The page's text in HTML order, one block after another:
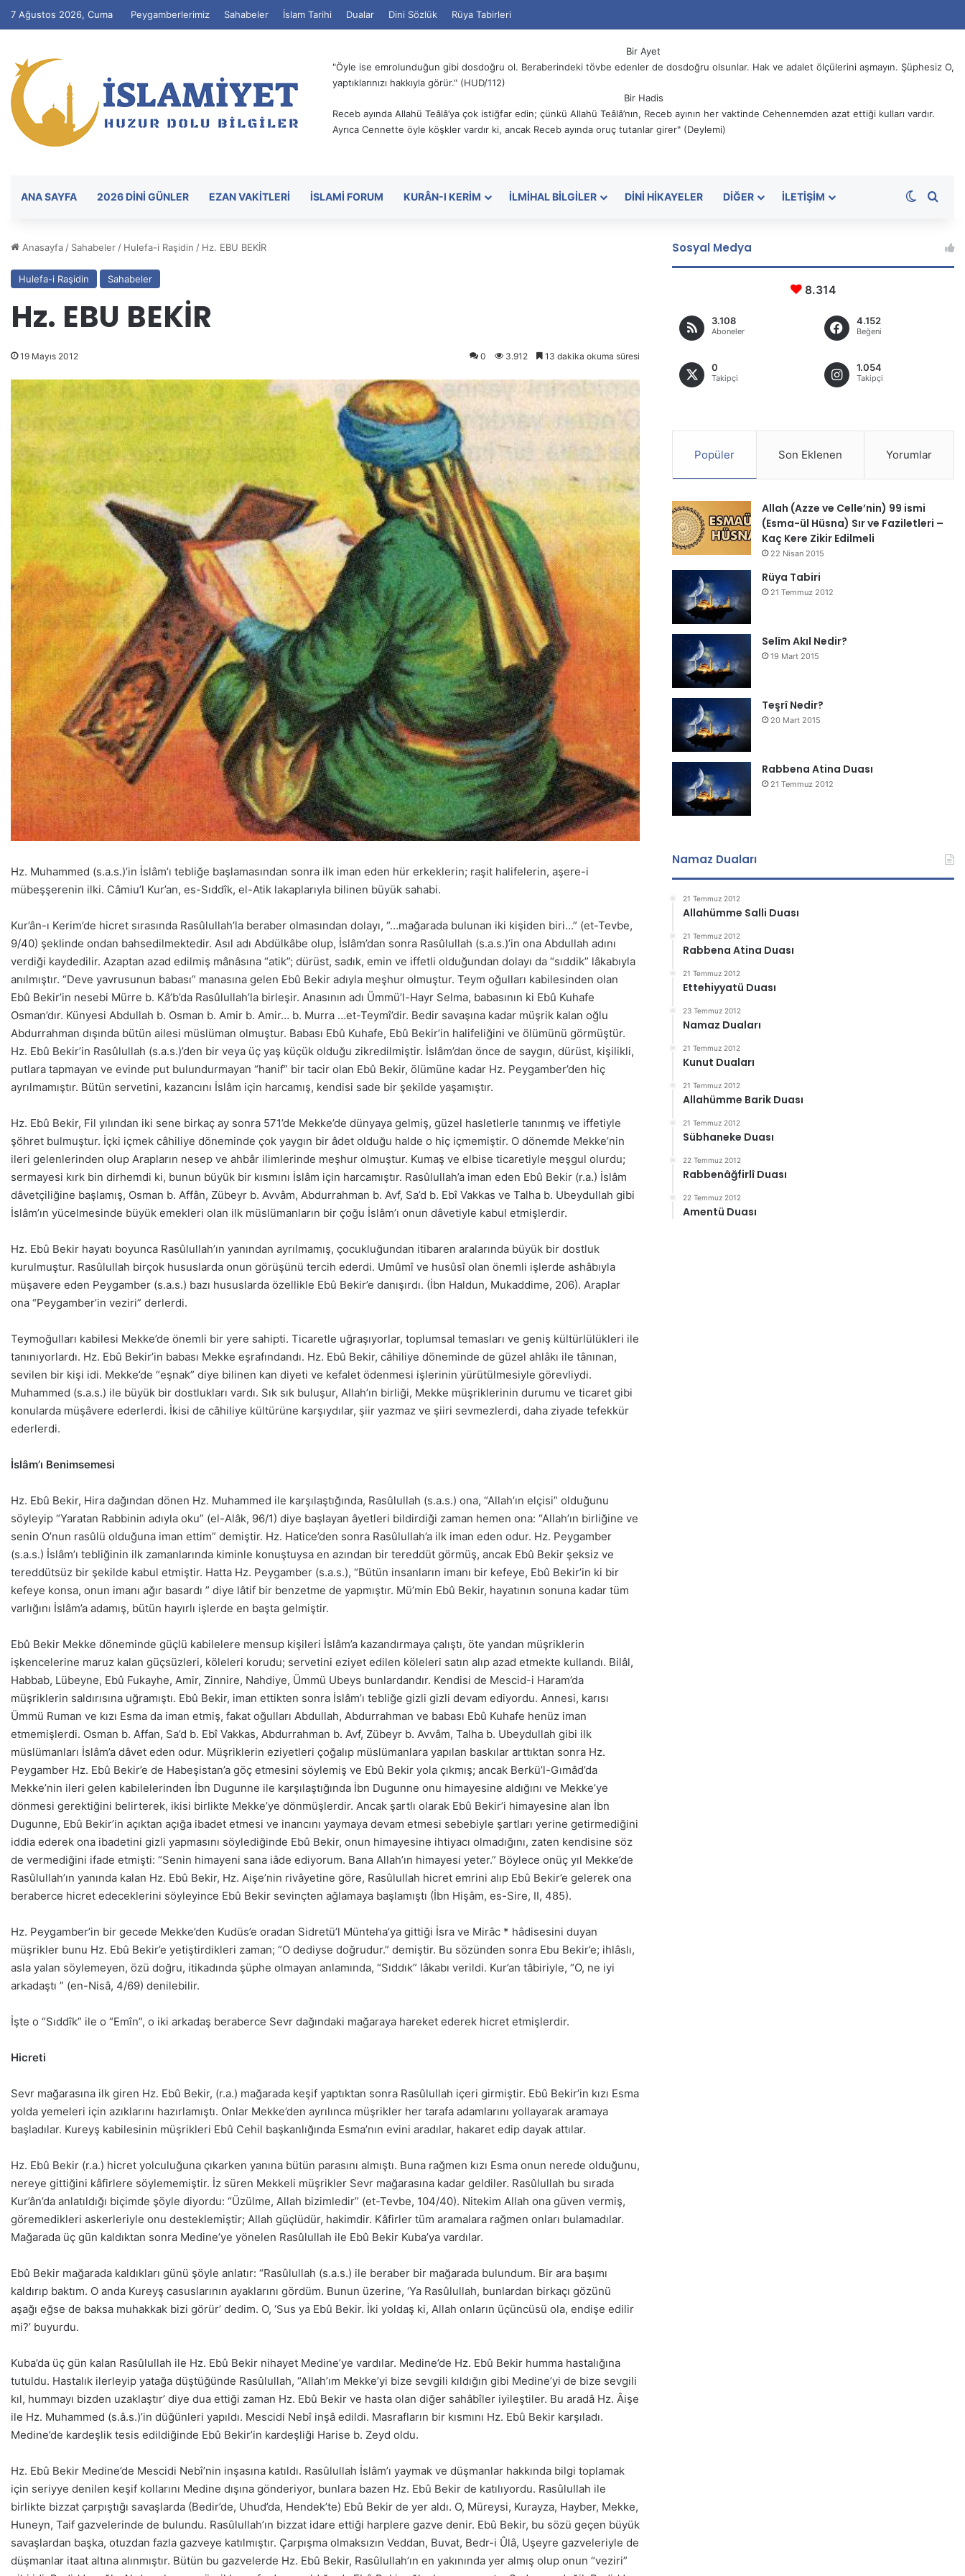
7 Ağustos 2026, Cuma Peygamberlerimiz Sahabeler İslam Tarihi Dualar Dini Sözlük Rüya Tabirleri
Bir Ayet
"Öyle ise emrolunduğun gibi dosdoğru ol. Beraberindeki tövbe edenler de dosdoğru olsunlar. Hak ve adalet ölçülerini aşmayın. Şüphesiz O,
yaptıklarınızı hakkıyla görür." (HUD/112)
Bir Hadis
Receb ayında Allahü Teâlâ’ya çok istiğfar edin; çünkü Allahü Teâlâ’nın, Receb ayının her vaktinde Cehennemden azat ettiği kulları vardır.
Ayrıca Cennette öyle köşkler vardır ki, ancak Receb ayında oruç tutanlar girer" (Deylemi)
ANA SAYFA 2026 DİNİ GÜNLER EZAN VAKITLERI İSLAMI FORUM KURÂN-I KERIM İLMIHAL BILGILER DINI HIKAYELER DIĞER İLETIŞIM Dış
Anasayfa / Sahabeler / Hulefa-i Raşidin / Hz. EBU BEKİR
Hulefa-i Raşidin Sahabeler
Hz. EBU BEKİR
19 Mayıs 2012 0 3.912 13 dakika okuma süresi
Hz. Muhammed (s.a.s.)’in İslâm’ı tebliğe başlamasından sonra ilk iman eden hür erkeklerin; raşit halifelerin, aşere-i
mübeşşerenin ilki. Câmiu’l Kur’an, es-Sıddîk, el-Atik lakaplarıyla bilinen büyük sahabi.
Kur’ân-ı Kerim’de hicret sırasında Rasûlullah’la beraber olmasından dolayı, “…mağarada bulunan iki kişiden biri…” (et-Tevbe,
9/40) şeklinde ondan bahsedilmektedir. Asıl adı Abdülkâbe olup, İslâm’dan sonra Rasûlullah (s.a.s.)’in ona Abdullah adını
verdiği kaydedilir. Azaptan azad edilmiş mânâsına “atik”; dürüst, sadık, emin ve iffetli olduğundan dolayı da “sıddik” lâkabıyla
anılmıştır. “Deve yavrusunun babası” manasına gelen Ebû Bekir adıyla meşhur olmuştur. Teym oğulları kabilesinden olan
Ebû Bekir’in nesebi Mürre b. Kâ’b’da Rasûlullah’la birleşir. Anasının adı Ümmü’l-Hayr Selma, babasının ki Ebû Kuhafe
Osman’dır. Künyesi Abdullah b. Osman b. Amir b. Amir… b. Murra …et-Teymî’dir. Bedir savaşına kadar müşrik kalan oğlu
Abdurrahman dışında bütün ailesi müslüman olmuştur. Babası Ebû Kuhafe, Ebû Bekir’in halifeliğini ve ölümünü görmüştür.
Hz. Ebû Bekir’in Rasûlullah (s.a.s.)’den bir veya üç yaş küçük olduğu zikredilmiştir. İslâm’dan önce de saygın, dürüst, kişilikli,
putlara tapmayan ve evinde put bulundurmayan “hanif” bir tacir olan Ebû Bekir, ölümüne kadar Hz. Peygamber’den hiç
ayrılmamıştır. Bütün servetini, kazancını İslâm için harcamış, kendisi sade bir şekilde yaşamıştır.
Hz. Ebû Bekir, Fil yılından iki sene birkaç ay sonra 571’de Mekke’de dünyaya gelmiş, güzel hasletlerle tanınmış ve iffetiyle
şöhret bulmuştur. İçki içmek câhiliye döneminde çok yaygın bir âdet olduğu halde o hiç içmemiştir. O dönemde Mekke’nin
ileri gelenlerinden olup Arapların nesep ve ahbâr ilimlerinde meşhur olmuştur. Kumaş ve elbise ticaretiyle meşgul olurdu;
sermayesi kırk bin dirhemdi ki, bunun büyük bir kısmını İslâm için harcamıştır. Rasûlullah’a iman eden Ebû Bekir (r.a.) İslâm
dâvetçiliğine başlamış, Osman b. Affân, Zübeyr b. Avvâm, Abdurrahman b. Avf, Sa’d b. Ebî Vakkas ve Talha b. Ubeydullah gibi
İslâm’ın yücelmesinde büyük emekleri olan ilk müslümanların bir çoğu İslâm’ı onun dâvetiyle kabul etmişlerdir.
Hz. Ebû Bekir hayatı boyunca Rasûlullah’ın yanından ayrılmamış, çocukluğundan itibaren aralarında büyük bir dostluk
kurulmuştur. Rasûlullah birçok hususlarda onun görüşünü tercih ederdi. Umûmî ve husûsî olan önemli işlerde ashâbıyla
müşavere eden Peygamber (s.a.s.) bazı hususlarda özellikle Ebû Bekir’e danışırdı. (İbn Haldun, Mukaddime, 206). Araplar
ona “Peygamber’in veziri” derlerdi.
Teymoğulları kabilesi Mekke’de önemli bir yere sahipti. Ticaretle uğraşıyorlar, toplumsal temasları ve geniş kültürlülükleri ile
tanınıyorlardı. Hz. Ebû Bekir’in babası Mekke eşrafındandı. Hz. Ebû Bekir, câhiliye döneminde de güzel ahlâkı ile tânınan,
sevilen bir kişi idi. Mekke’de “eşnak” diye bilinen kan diyeti ve kefalet ödenmesi işlerinin yürütülmesiyle görevliydi.
Muhammed (s.a.s.) ile büyük bir dostlukları vardı. Sık sık buluşur, Allah’ın birliği, Mekke müşriklerinin durumu ve ticaret gibi
konularda müşâvere ederlerdi. İkisi de câhiliye kültürüne karşıydılar, şiir yazmaz ve şiiri sevmezlerdi, daha ziyade tefekkür
ederlerdi.
İslâm’ı Benimsemesi
Hz. Ebû Bekir, Hira dağından dönen Hz. Muhammed ile karşılaştığında, Rasûlullah (s.a.s.) ona, “Allah’ın elçisi” olduğunu
söyleyip “Yaratan Rabbinin adıyla oku” (el-Alâk, 96/1) diye başlayan âyetleri bildirdiği zaman hemen ona: “Allah’ın birliğine ve
senin O’nun rasûlü olduğuna iman ettim” demiştir. Hz. Hatice’den sonra Rasûlullah’a ilk iman eden odur. Hz. Peygamber
(s.a.s.) İslâm’ı tebliğinin ilk zamanlarında kiminle konuştuysa en azından bir tereddüt görmüş, ancak Ebû Bekir şeksiz ve
tereddütsüz bir şekilde kabul etmiştir. Hatta Hz. Peygamber (s.a.s.), “Bütün insanların imanı bir kefeye, Ebû Bekir’in ki bir
kefeye konsa, onun imanı ağır basardı ” diye lâtif bir benzetme de yapmıştır. Mü’min Ebû Bekir, hayatının sonuna kadar tüm
varlığını İslâm’a adamış, bütün hayırlı işlerde en başta gelmiştir.
Ebû Bekir Mekke döneminde güçlü kabilelere mensup kişileri İslâm’a kazandırmaya çalıştı, öte yandan müşriklerin
işkencelerine maruz kalan güçsüzleri, köleleri korudu; servetini eziyet edilen köleleri satın alıp azad etmekte kullandı. Bilâl,
Habbab, Lübeyne, Ebû Fukayhe, Amir, Zinnire, Nahdiye, Ümmü Ubeys bunlardandır. Kendisi de Mescid-i Haram’da
müşriklerin saldırısına uğramıştı. Ebû Bekir, iman ettikten sonra İslâm’ı tebliğe gizli gizli devam ediyordu. Annesi, karısı
Ümmü Ruman ve kızı Esma da iman etmiş, fakat oğulları Abdullah, Abdurrahman ve babası Ebû Kuhafe henüz iman
etmemişlerdi. Osman b. Affan, Sa’d b. Ebî Vakkas, Abdurrahman b. Avf, Zübeyr b. Avvâm, Talha b. Ubeydullah gibi ilk
müslümanları İslâm’a dâvet eden odur. Müşriklerin eziyetleri çoğalıp müslümanlara yapılan baskılar arttıktan sonra Hz.
Peygamber Hz. Ebû Bekir’e de Habeşistan’a göç etmesini söylemiş ve Ebû Bekir yola çıkmış; ancak Berkü’l-Gımâd’da
Mekke’nin ileri gelen kabilelerinden İbn Dugunne ile karşılaştığında İbn Dugunne onu himayesine aldığını ve Mekke’ye
dönmesi gerektiğini belirterek, ikisi birlikte Mekke’ye dönmüşlerdir. Ancak şartlı olarak Ebû Bekir’i himayesine alan İbn
Dugunne, Ebû Bekir’in açıktan açığa ibadet etmesi ve inancını yaymaya devam etmesi sebebiyle şartları yerine getirmediğini
iddia ederek ona ibadetini gizli yapmasını söylediğinde Ebû Bekir, onun himayesine ihtiyacı olmadığını, zaten kendisine söz
de vermediğini ifade etmişti: “Senin himayeni sana iâde ediyorum. Bana Allah’ın himayesi yeter.” Böylece onüç yıl Mekke’de
Rasûlullah’ın yanında kalan Hz. Ebû Bekir, Hz. Aişe’nin rivâyetine göre, Rasûlullah hicret emrini alıp Ebû Bekir’e gelerek ona
beraberce hicret edeceklerini söyleyince Ebû Bekir sevinçten ağlamaya başlamıştı (İbn Hişâm, es-Sire, II, 485).
Hz. Peygamber’in bir gecede Mekke’den Kudüs’e oradan Sidretü’l Münteha’ya gittiği İsra ve Mirâc * hâdisesini duyan
müşrikler bunu Hz. Ebû Bekir’e yetiştirdikleri zaman; “O dediyse doğrudur.” demiştir. Bu sözünden sonra Ebu Bekir’e; ihlâslı,
asla yalan söylemeyen, özü doğru, itikadında şüphe olmayan anlamında, “Sıddık” lâkabı verildi. Kur’an tâbiriyle, “O, ne iyi
arkadaştı ” (en-Nisâ, 4/69) denilebilir.
İşte o “Sıddîk” ile o “Emîn”, o iki arkadaş beraberce Sevr dağındaki mağaraya hareket ederek hicret etmişlerdir.
Hicreti
Sevr mağarasına ilk giren Hz. Ebû Bekir, (r.a.) mağarada keşif yaptıktan sonra Rasûlullah içeri girmiştir. Ebû Bekir’in kızı Esma
yolda yemeleri için azıklarını hazırlamıştı. Onlar Mekke’den ayrılınca müşrikler her tarafa adamlarını yollayarak aramaya
başladılar. Kureyş kabilesinin müşrikleri Ebû Cehil başkanlığında Esma’nın evini aradılar, hakaret edip dayak attılar.
Hz. Ebû Bekir (r.a.) hicret yolculuğuna çıkarken yanına bütün parasını almıştı. Buna rağmen kızı Esma onun nerede olduğunu,
nereye gittiğini kâfirlere söylememiştir. İz süren Mekkeli müşrikler Sevr mağarasına kadar geldiler. Rasûlullah bu sırada
Kur’ân’da anlatıldığı biçimde şöyle diyordu: “Üzülme, Allah bizimledir” (et-Tevbe, 104/40). Nitekim Allah ona güven vermiş,
göremedikleri askerleriyle onu desteklemiştir; Allah güçlüdür, hakimdir. Kâfirler tüm aramalara rağmen onları bulamadılar.
Mağarada üç gün kaldıktan sonra Medine’ye yönelen Rasûlullah ile Ebû Bekir Kuba’ya vardılar.
Ebû Bekir mağarada kaldıkları günü şöyle anlatır: “Rasûlullah (s.a.s.) ile beraber bir mağarada bulundum. Bir ara başımı
kaldırıp baktım. O anda Kureyş casuslarının ayaklarını gördüm. Bunun üzerine, ‘Ya Rasûlullah, bunlardan birkaçı gözünü
aşağı eğse de baksa muhakkak bizi görür’ dedim. O, ‘Sus ya Ebû Bekir. İki yoldaş ki, Allah onların üçüncüsü ola, endişe edilir
mi?’ buyurdu.
Kuba’da üç gün kalan Rasûlullah ile Hz. Ebû Bekir nihayet Medine’ye vardılar. Medine’de Hz. Ebû Bekir humma hastalığına
tutuldu. Hastalık ilerleyip yatağa düştüğünde Rasûlullah, “Allah’ım Mekke’yi bize sevgili kıldığın gibi Medine’yi de bize sevgili
kıl, hummayı bizden uzaklaştır’ diye dua ettiği zaman Hz. Ebû Bekir ve hasta olan diğer sahâbîler iyileştiler. Bu aradâ Hz. Âişe
ile Hz. Muhammed (s.â.s.)’in düğünleri yapıldı. Mescidi Nebî inşâ edildi. Masrafların bir kısmını Hz. Ebû Bekir karşıladı.
Medine’de kardeşlik tesis edildiğinde Ebû Bekir’in kardeşliği Harise b. Zeyd oldu.
Hz. Ebû Bekir Medine’de Mescidi Nebî’nin inşasına katıldı. Rasûlullah İslâm’ı yaymak ve düşmanlar hakkında bilgi toplamak
için seriyye denilen keşif kollarını Medine dışına gönderiyor, bunlara bazen Hz. Ebû Bekir de katılıyordu. Rasûlullah ile
birlikte bizzat çarpıştığı savaşlarda (Bedir’de, Uhud’da, Hendek’te) Ebû Bekir de yer aldı. O, Müreysi, Kurayza, Hayber, Mekke,
Huneyn, Taif gazvelerinde de bulundu. Rasûlullah’ın bizzat idare ettiği harplere gazve denir. Ebû Bekir, bu sözü geçen büyük
savaşlardan başka, otuzdan fazla gazveye katılmıştır. Çarpışma olmaksızın Veddan, Buvat, Bedr-i Ûlâ, Uşeyre gazveleriyle de
düşmanlar itaat altına alınmıştır. Bütün bu gazvelerde Hz. Ebû Bekir, Rasûlullah’ın en yakınında yer almış olup onun “veziri”
Sosyal Medya
8.314
3.108
Aboneler
4.152
Beğeni
0
Takipçi
1.054
Takipçi
Popüler Son Eklenen Yorumlar
Allah (Azze ve Celle’nin) 99 ismi
(Esma-ül Hüsna) Sır ve Faziletleri –
Kaç Kere Zikir Edilmeli
22 Nisan 2015
Rüya Tabiri
21 Temmuz 2012
Selîm Akıl Nedir?
19 Mart 2015
Teşrî Nedir?
20 Mart 2015
Rabbena Atina Duası
21 Temmuz 2012
Namaz Duaları
21 Temmuz 2012
Allahümme Salli Duası
21 Temmuz 2012
Rabbena Atina Duası
21 Temmuz 2012
Ettehiyyatü Duası
23 Temmuz 2012
Namaz Duaları
21 Temmuz 2012
Kunut Duaları
21 Temmuz 2012
Allahümme Barik Duası
21 Temmuz 2012
Sübhaneke Duası
22 Temmuz 2012
Rabbenâğfirlî Duası
22 Temmuz 2012
Amentü Duası